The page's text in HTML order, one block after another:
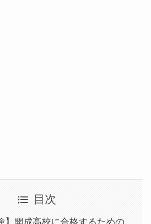
目次
】開成高校に合格するための